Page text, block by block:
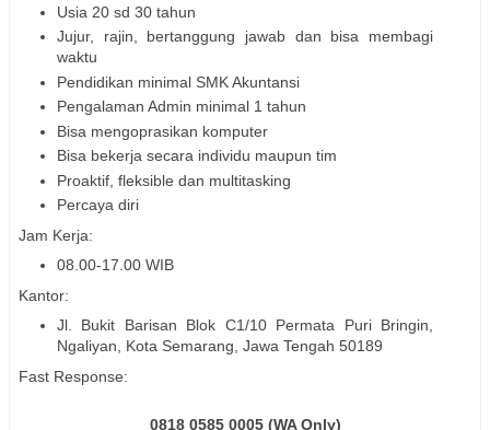
Usia 20 sd 30 tahun
Jujur, rajin, bertanggung jawab dan bisa membagi
waktu
Pendidikan minimal SMK Akuntansi
Pengalaman Admin minimal 1 tahun
Bisa mengoprasikan komputer
Bisa bekerja secara individu maupun tim
Proaktif, fleksible dan multitasking
Percaya diri
Jam Kerja:
08.00-17.00 WIB
Kantor:
Jl. Bukit Barisan Blok C1/10 Permata Puri Bringin,
Ngaliyan, Kota Semarang, Jawa Tengah 50189
Fast Response:
0818 0585 0005 (WA Only)